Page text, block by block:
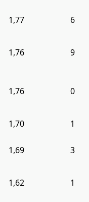
1,77 6
1,76 9
1,76 0
1,70
1
1,69 3
1,62 1